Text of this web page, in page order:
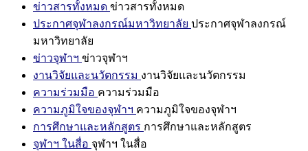
ข่าวสารทั้งหมด ข่าวสารทั้งหมด
ประกาศจุฬาลงกรณ์มหาวิทยาลัย ประกาศจุฬาลงกรณ์
มหาวิทยาลัย
ข่าวจุฬาฯ ข่าวจุฬาฯ
งานวิจัยและนวัตกรรม งานวิจัยและนวัตกรรม
ความร่วมมือ ความร่วมมือ
ความภูมิใจของจุฬาฯ ความภูมิใจของจุฬาฯ
การศึกษาและหลักสูตร การศึกษาและหลักสูตร
จุฬาฯ ในสื่อ จุฬาฯ ในสื่อ